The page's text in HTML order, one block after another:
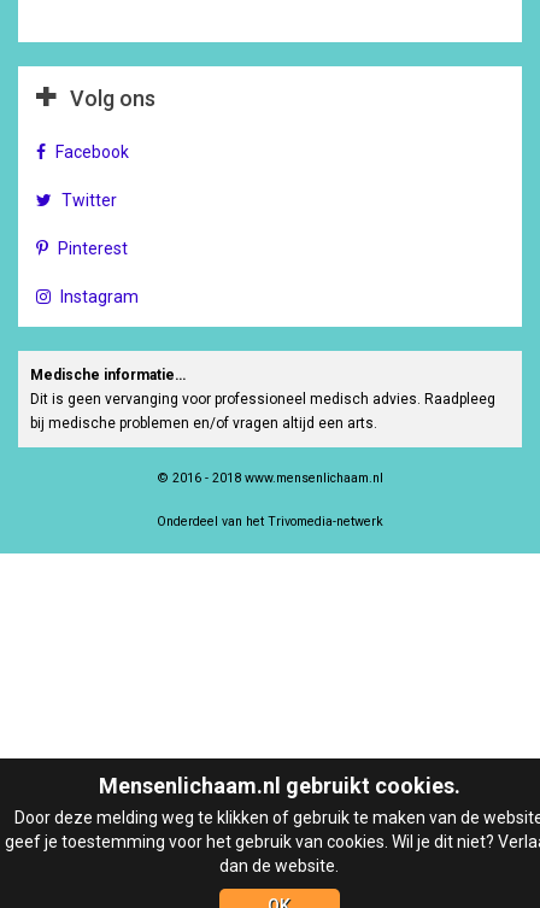
Volg ons
Facebook
Twitter
Pinterest
Instagram
Medische informatie…
Dit is geen vervanging voor professioneel medisch advies. Raadpleeg
bij medische problemen en/of vragen altijd een arts.
© 2016 - 2018 www.mensenlichaam.nl
Onderdeel van het Trivomedia-netwerk
Mensenlichaam.nl gebruikt cookies.
Door deze melding weg te klikken of gebruik te maken van de
geef je toestemming voor het gebruik van cookies. Wil je dit niet?
dan de website.